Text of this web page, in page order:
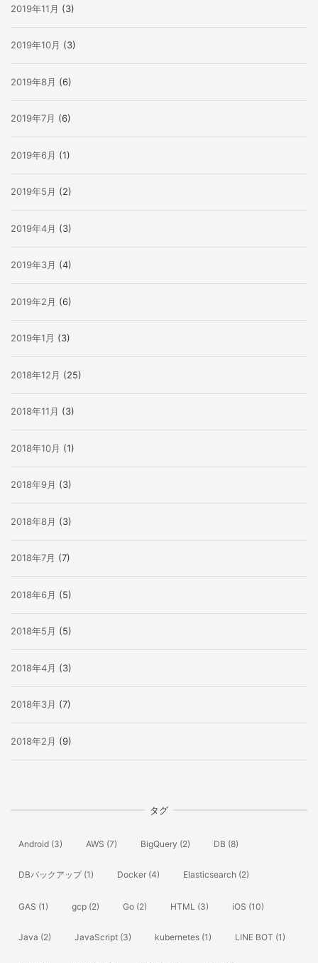
2019年11月 (3)
2019年10月 (3)
2019年8月 (6)
2019年7月 (6)
2019年6月 (1)
2019年5月 (2)
2019年4月 (3)
2019年3月 (4)
2019年2月 (6)
2019年1月 (3)
2018年12月 (25)
2018年11月 (3)
2018年10月 (1)
2018年9月 (3)
2018年8月 (3)
2018年7月 (7)
2018年6月 (5)
2018年5月 (5)
2018年4月 (3)
2018年3月 (7)
2018年2月 (9)
タグ
Android (3) AWS (7) BigQuery (2) DB (8)
DBバックアップ(1) Docker (4) Elasticsearch (2)
GAS (1) gcp (2) Go (2) HTML (3) iOS (10)
Java (2) JavaScript (3) kubernetes (1) LINE BOT (1)